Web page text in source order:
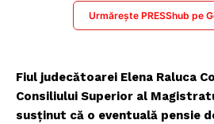
Urmărește PRESShub pe
Fiul judecătoarei Elena Raluca
Consiliului Superior al
susținut că o eventuală pensie